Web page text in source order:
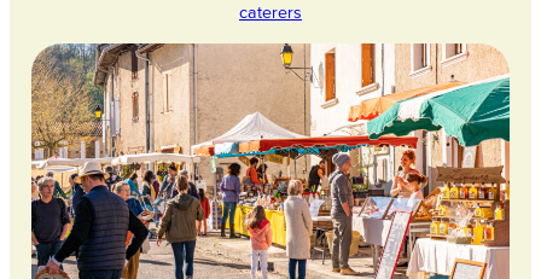
caterers